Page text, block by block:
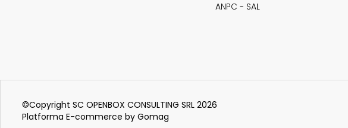
ANPC - SAL
©Copyright SC OPENBOX CONSULTING SRL 2026
Platforma E-commerce by Gomag